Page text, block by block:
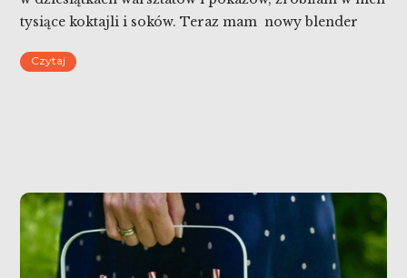
tysiące koktajli i soków. Teraz mam nowy blender
Czytaj